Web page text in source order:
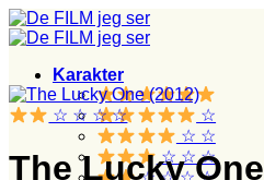
Fortsæt
til
Karakter
☆
☆ ☆
☆ ☆ ☆
☆ ☆ ☆ ☆
The Lucky